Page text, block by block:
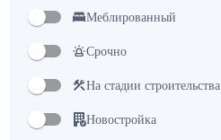
Меблированный
Срочно
На стадии строительства
Новостройка